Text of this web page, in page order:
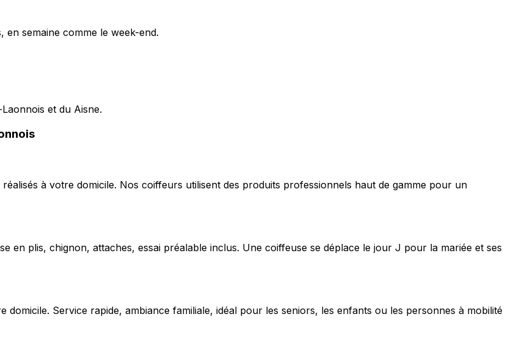
semaine comme le week-end.
et du Aisne.
à votre domicile. Nos coiffeurs utilisent des produits professionnels haut de gamme pour un
en plis, chignon, attaches, essai préalable inclus. Une coiffeuse se déplace le jour J pour la mariée et ses
Service rapide, ambiance familiale, idéal pour les seniors, les enfants ou les personnes à mobilité